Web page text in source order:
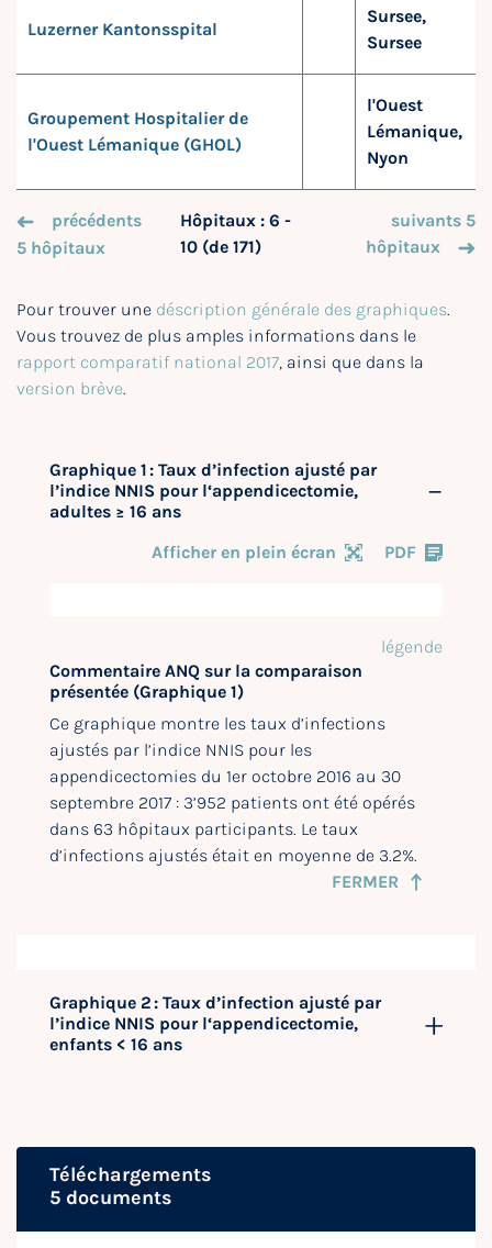
Luzerner Kantonsspital
Sursee,
Sursee
Groupement Hospitalier de
l'Ouest Lémanique (GHOL)
l'Ouest
Lémanique,
Nyon
précédents
5 hôpitaux
Hôpitaux : 6 -
10 (de 171)
suivants 5
hôpitaux
Pour trouver une déscription générale des graphiques.
Vous trouvez de plus amples informations dans le
rapport comparatif national 2017, ainsi que dans la
version brève.
Graphique 1 : Taux d’infection ajusté par
l’indice NNIS pour l‘appendicectomie,
adultes ≥ 16 ans
Afficher en plein écran
PDF
légende
Commentaire ANQ sur la comparaison
présentée (Graphique 1)
Ce graphique montre les taux d’infections
ajustés par l’indice NNIS pour les
appendicectomies du 1er octobre 2016 au 30
septembre 2017 : 3’952 patients ont été opérés
dans 63 hôpitaux participants. Le taux
d’infections ajustés était en moyenne de 3.2%.
FERMER
Graphique 2 : Taux d’infection ajusté par
l’indice NNIS pour l‘appendicectomie,
enfants < 16 ans
Téléchargements
5 documents